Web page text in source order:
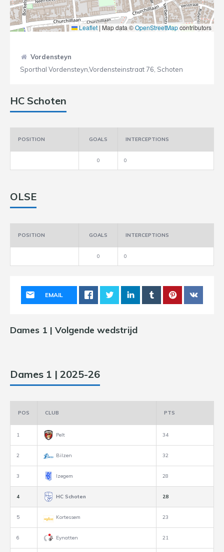
Leaflet | Map data ©OpenStreetMapcontributors
Vordensteyn
Sporthal Vordensteyn,Vordensteinstraat 76, Schoten
HC Schoten
POSITION GOALS INTERCEPTIONS
0 0
OLSE
POSITION GOALS INTERCEPTIONS
0 0
EMAIL
Dames 1 | Volgende wedstrijd
Dames 1 | 2025-26
POS CLUB PTS
1 Pelt 34
2 Bilzen 32
3 Izegem 28
4 HC Schoten 28
5 Kortessem 23
6 Eynatten 21